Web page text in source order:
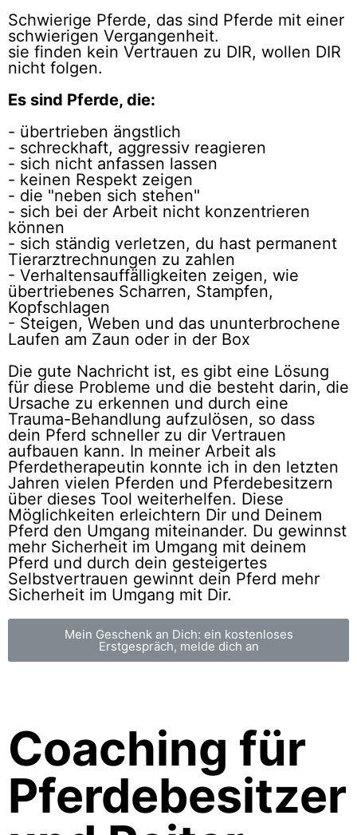
Schwierige Pferde, das sind Pferde mit einer
schwierigen Vergangenheit.
sie finden kein Vertrauen zu DIR, wollen DIR
nicht folgen.
Es sind Pferde, die:
- übertrieben ängstlich
- schreckhaft, aggressiv reagieren
- sich nicht anfassen lassen
- keinen Respekt zeigen
- die "neben sich stehen"
- sich bei der Arbeit nicht konzentrieren
können
- sich ständig verletzen, du hast permanent
Tierarztrechnungen zu zahlen
- Verhaltensauffälligkeiten zeigen, wie
übertriebenes Scharren, Stampfen,
Kopfschlagen
- Steigen, Weben und das ununterbrochene
Laufen am Zaun oder in der Box
Die gute Nachricht ist, es gibt eine Lösung
für diese Probleme und die besteht darin, die
Ursache zu erkennen und durch eine
Trauma-Behandlung aufzulösen, so dass
dein Pferd schneller zu dir Vertrauen
aufbauen kann. In meiner Arbeit als
Pferdetherapeutin konnte ich in den letzten
Jahren vielen Pferden und Pferdebesitzern
über dieses Tool weiterhelfen. Diese
Möglichkeiten erleichtern Dir und Deinem
Pferd den Umgang miteinander. Du gewinnst
mehr Sicherheit im Umgang mit deinem
Pferd und durch dein gesteigertes
Selbstvertrauen gewinnt dein Pferd mehr
Sicherheit im Umgang mit Dir.
Mein Geschenk an Dich: ein kostenloses
Erstgespräch, melde dich an
Coaching für
Pferdebesitzer